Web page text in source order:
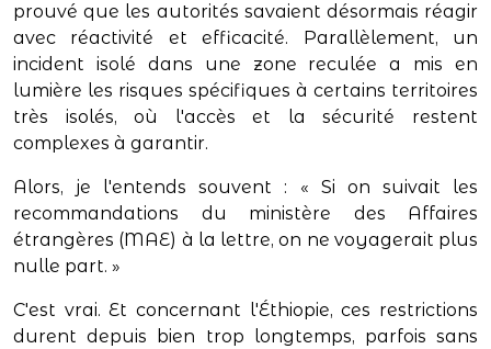
prouvé que les autorités savaient désormais réagir
avec réactivité et efficacité. Parallèlement, un
incident isolé dans une zone reculée a mis en
lumière les risques spécifiques à certains territoires
très isolés, où l'accès et la sécurité restent
complexes à garantir.
Alors, je l'entends souvent : « Si on suivait les
recommandations du ministère des Affaires
étrangères (MAE) à la lettre, on ne voyagerait plus
nulle part. »
C'est vrai. Et concernant l'Éthiopie, ces restrictions
durent depuis bien trop longtemps, parfois sans